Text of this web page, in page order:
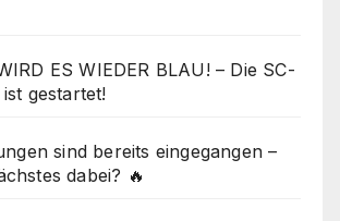
ES WIEDER BLAU! – Die SC-
gestartet!
sind bereits eingegangen –
dabei? 🔥